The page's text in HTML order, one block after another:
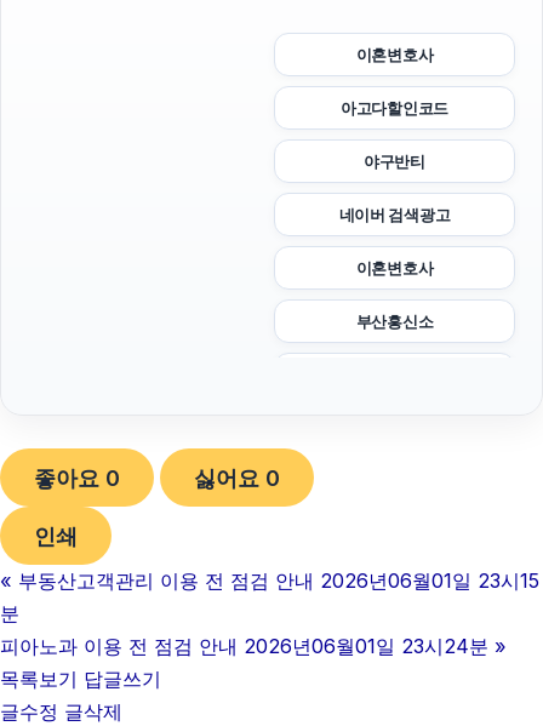
이혼변호사
아고다할인코드
야구반티
네이버 검색광고
이혼변호사
부산흥신소
대전이혼전문변호사
서울암요양병원
좋아요 0 싫어요 0
인쇄
« 부동산고객관리 이용 전 점검 안내 2026년06월01일 23시15
분
피아노과 이용 전 점검 안내 2026년06월01일 23시24분 »
목록보기 답글쓰기
글수정 글삭제